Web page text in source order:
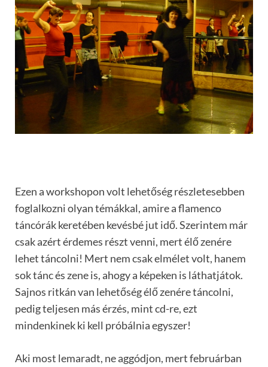
Ezen a workshopon volt lehetőség részletesebben
foglalkozni olyan témákkal, amire a flamenco
táncórák keretében kevésbé jut idő. Szerintem már
csak azért érdemes részt venni, mert élő zenére
lehet táncolni! Mert nem csak elmélet volt, hanem
sok tánc és zene is, ahogy a képeken is láthatjátok.
Sajnos ritkán van lehetőség élő zenére táncolni,
pedig teljesen más érzés, mint cd-re, ezt
mindenkinek ki kell próbálnia egyszer!
Aki most lemaradt, ne aggódjon, mert februárban